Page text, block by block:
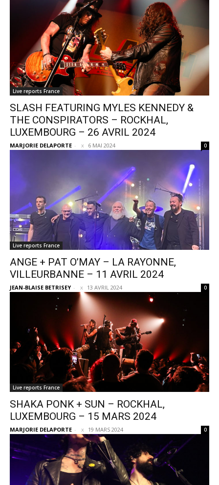
Live reports France
SLASH FEATURING MYLES KENNEDY &
THE CONSPIRATORS – ROCKHAL,
LUXEMBOURG – 26 AVRIL 2024
MARJORIE DELAPORTE - 6 MAI 2024 0
Live reports France
ANGE + PAT O’MAY – LA RAYONNE,
VILLEURBANNE – 11 AVRIL 2024
JEAN-BLAISE BETRISEY - 13 AVRIL 2024 0
Live reports France
SHAKA PONK + SUN – ROCKHAL,
LUXEMBOURG – 15 MARS 2024
MARJORIE DELAPORTE - 19 MARS 2024 0